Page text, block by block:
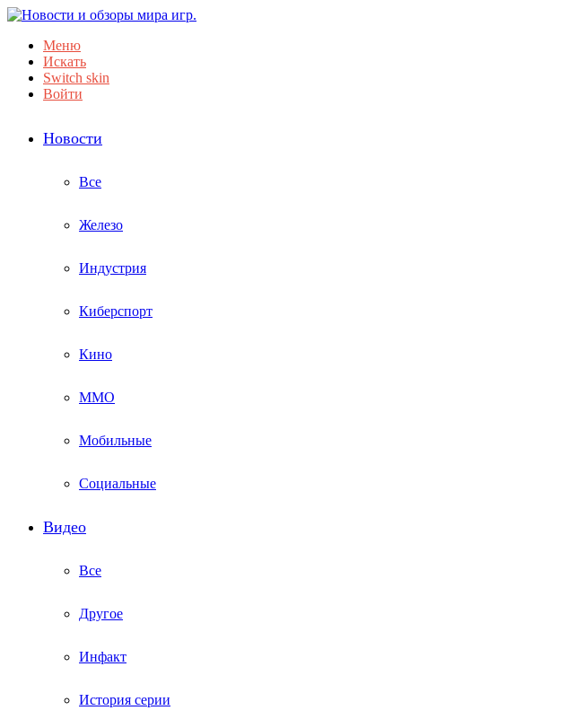
Меню
Искать
Switch skin
Войти
Новости
Все
Железо
Индустрия
Киберспорт
Кино
ММО
Мобильные
Социальные
Видео
Все
Другое
Инфакт
История серии